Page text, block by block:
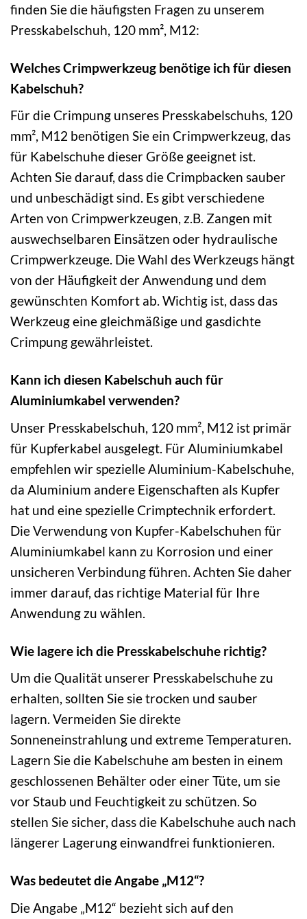
finden Sie die häufigsten Fragen zu unserem
Presskabelschuh, 120 mm², M12:
Welches Crimpwerkzeug benötige ich für diesen
Kabelschuh?
Für die Crimpung unseres Presskabelschuhs, 120
mm², M12 benötigen Sie ein Crimpwerkzeug, das
für Kabelschuhe dieser Größe geeignet ist.
Achten Sie darauf, dass die Crimpbacken sauber
und unbeschädigt sind. Es gibt verschiedene
Arten von Crimpwerkzeugen, z.B. Zangen mit
auswechselbaren Einsätzen oder hydraulische
Crimpwerkzeuge. Die Wahl des Werkzeugs hängt
von der Häufigkeit der Anwendung und dem
gewünschten Komfort ab. Wichtig ist, dass das
Werkzeug eine gleichmäßige und gasdichte
Crimpung gewährleistet.
Kann ich diesen Kabelschuh auch für
Aluminiumkabel verwenden?
Unser Presskabelschuh, 120 mm², M12 ist primär
für Kupferkabel ausgelegt. Für Aluminiumkabel
empfehlen wir spezielle Aluminium-Kabelschuhe,
da Aluminium andere Eigenschaften als Kupfer
hat und eine spezielle Crimptechnik erfordert.
Die Verwendung von Kupfer-Kabelschuhen für
Aluminiumkabel kann zu Korrosion und einer
unsicheren Verbindung führen. Achten Sie daher
immer darauf, das richtige Material für Ihre
Anwendung zu wählen.
Wie lagere ich die Presskabelschuhe richtig?
Um die Qualität unserer Presskabelschuhe zu
erhalten, sollten Sie sie trocken und sauber
lagern. Vermeiden Sie direkte
Sonneneinstrahlung und extreme Temperaturen.
Lagern Sie die Kabelschuhe am besten in einem
geschlossenen Behälter oder einer Tüte, um sie
vor Staub und Feuchtigkeit zu schützen. So
stellen Sie sicher, dass die Kabelschuhe auch nach
längerer Lagerung einwandfrei funktionieren.
Was bedeutet die Angabe „M12“?
Die Angabe „M12“ bezieht sich auf den